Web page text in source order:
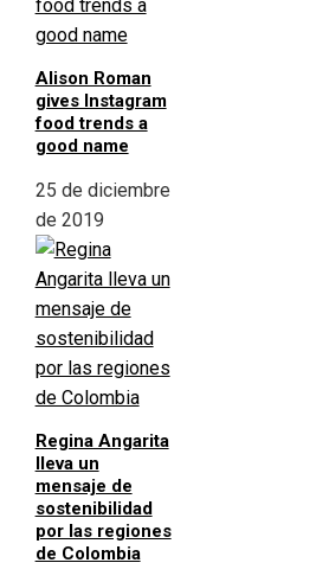
Alison Roman
gives Instagram
food trends a
good name
25 de diciembre
de 2019
Regina Angarita
lleva un
mensaje de
sostenibilidad
por las regiones
de Colombia